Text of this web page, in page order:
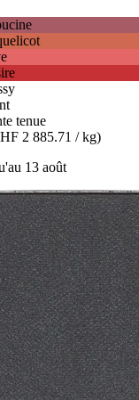
tenue
2 885.71 / kg)
13 août